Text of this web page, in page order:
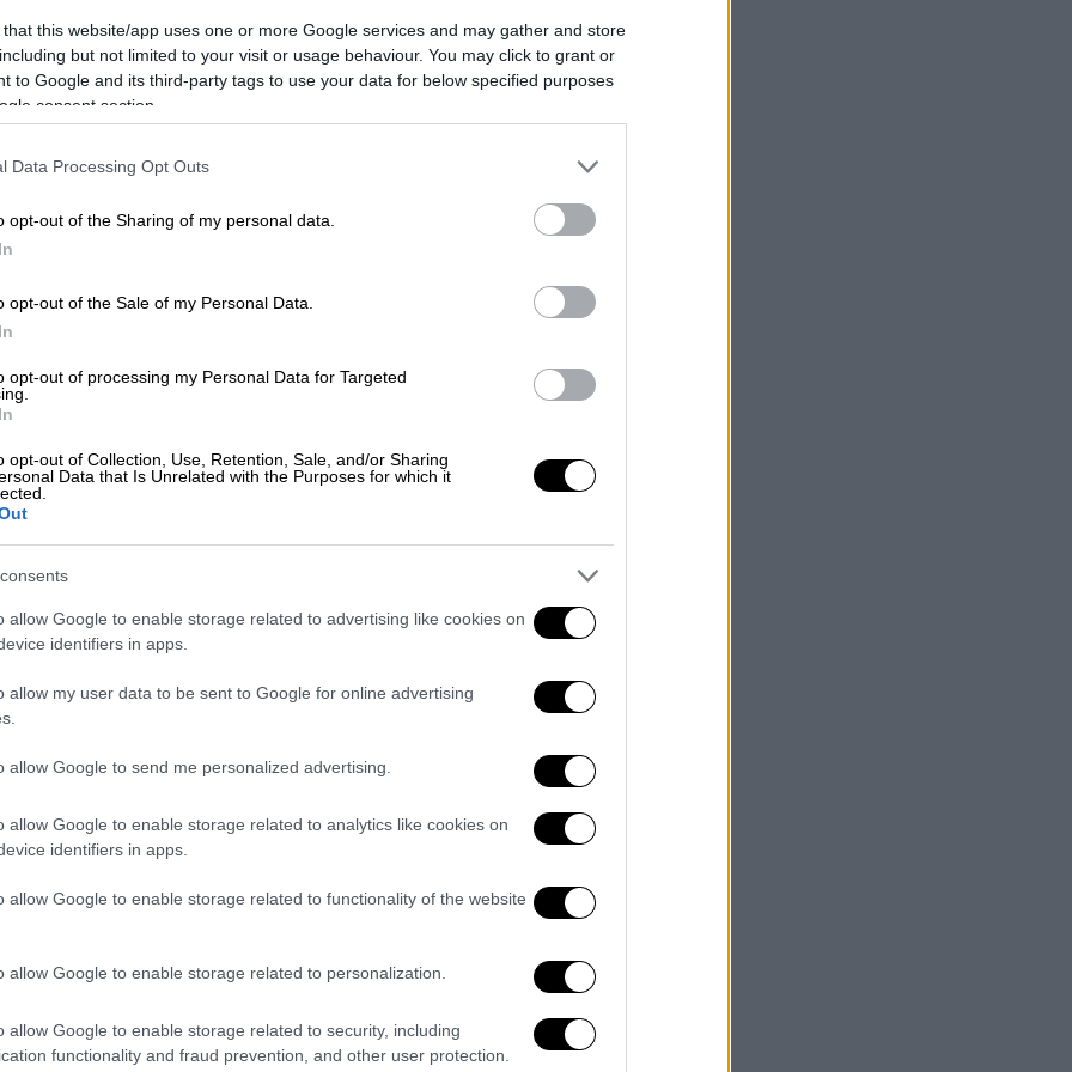
that this website/app uses one or more Google services and may gather and store
but not limited to your visit or usage behaviour. You may click to grant or
to Google and its third-party tags to use your data for below specified purposes
consent section.
Data Processing Opt Outs
opt-out of the Sharing of my personal data.
opt-out of the Sale of my Personal Data.
opt-out of processing my Personal Data for Targeted
opt-out of Collection, Use, Retention, Sale, and/or Sharing
Data that Is Unrelated with the Purposes for which it
allow Google to enable storage related to advertising like cookies on
identifiers in apps.
allow my user data to be sent to Google for online advertising
allow Google to send me personalized advertising.
allow Google to enable storage related to analytics like cookies on
identifiers in apps.
allow Google to enable storage related to functionality of the website
allow Google to enable storage related to personalization.
allow Google to enable storage related to security, including
functionality and fraud prevention, and other user protection.
Γιατί αγαπάμε και στηρίζουμε τα
ελληνικά φεστιβάλ - Στην
Αστυπάλαια η παράδοση κάνει
ρεμίξ με το σήμερα
Τα φεστιβάλ αποτελούν αφορμή για
Σινεμά|18.03.2025 18:25
Κινηματογράφου: Γιορτή, χαρά,
μαγεία, ελπίδα - Οι πιο δυνατές
Με κεντρικό θέμα τη «Γιορτή», το
μέσα από 45 επιλεγμένες ταινίες και
ένα πλούσιο πρόγραμμα παράλληλων
εκδηλώσεων
Σινεμά 03.10.2024 10:00
καλλιεργηθεί και ν' αποδώσει
Ο φετινός νικητής του Animasyros
ταινία, «Underground», μια αλληγορική
με τη φύση, τον κύκλο της ζωής και
Σινεμά|30.09.2024 16:24